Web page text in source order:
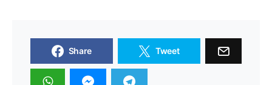
Share Tweet